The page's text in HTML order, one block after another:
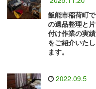
飯能市稲荷町で
の遺品整理と片
付け作業の実績
をご紹介いたし
ます。
2022.09.5